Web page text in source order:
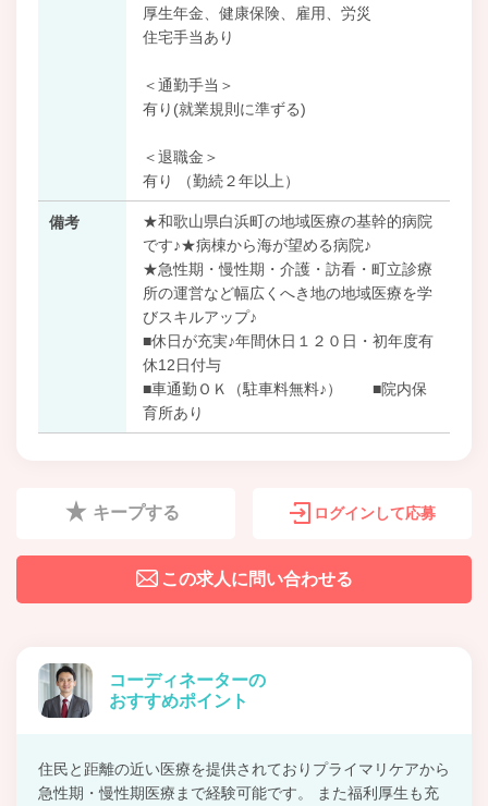
厚生年金、健康保険、雇用、労災
住宅手当あり
＜通勤手当＞
有り(就業規則に準ずる)
＜退職金＞
有り （勤続２年以上）
備考
★和歌山県白浜町の地域医療の基幹的病院
です♪★病棟から海が望める病院♪
★急性期・慢性期・介護・訪看・町立診療
所の運営など幅広くへき地の地域医療を学
びスキルアップ♪
■休日が充実♪年間休日１２０日・初年度有
休12日付与
■車通勤ＯＫ（駐車料無料♪） ■院内保
育所あり
キープする ログインして応募
この求人に問い合わせる
コーディネーターの
おすすめポイント
住民と距離の近い医療を提供されておりプライマリケアから
急性期・慢性期医療まで経験可能です。 また福利厚生も充